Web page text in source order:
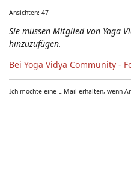
Ansichten: 47
Sie müssen Mitglied von Yoga
hinzuzufügen.
Bei Yoga Vidya Community -
Ich möchte eine E-Mail erhalten, wenn